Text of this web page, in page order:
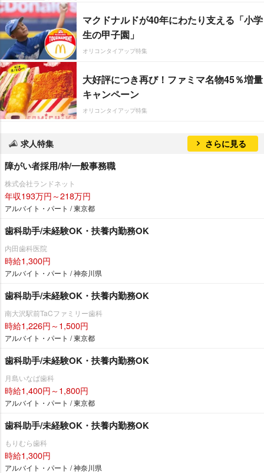
マクドナルドが40年にわたり支える「小学
生の甲子園」
オリコンタイアップ特集
大好評につき再び！ファミマ名物45％増量
キャンペーン
オリコンタイアップ特集
求人特集 さらに見る
障がい者採用/枠/一般事務職
株式会社ランドネット
年収193万円～218万円
アルバイト・パート / 東京都
歯科助手/未経験OK・扶養内勤務OK
内田歯科医院
時給1,300円
アルバイト・パート / 神奈川県
歯科助手/未経験OK・扶養内勤務OK
南大沢駅前TaCファミリー歯科
時給1,226円～1,500円
アルバイト・パート / 東京都
歯科助手/未経験OK・扶養内勤務OK
月島いなば歯科
時給1,400円～1,800円
アルバイト・パート / 東京都
歯科助手/未経験OK・扶養内勤務OK
もりむら歯科
時給1,300円
アルバイト・パート / 神奈川県